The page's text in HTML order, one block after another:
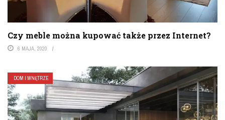
Czy meble można kupować także przez Internet?
6 MAJA, 2020
DOM I WNĘTRZE